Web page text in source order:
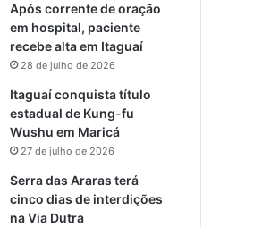
Após corrente de oração
em hospital, paciente
recebe alta em Itaguaí
28 de julho de 2026
Itaguaí conquista título
estadual de Kung-fu
Wushu em Maricá
27 de julho de 2026
Serra das Araras terá
cinco dias de interdições
na Via Dutra